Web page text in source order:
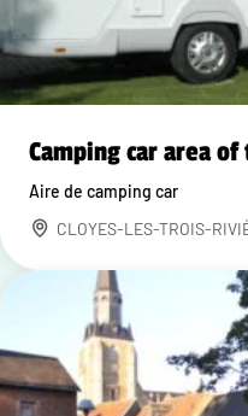
Camping car area
Aire de camping car
CLOYES-LES-TROIS-